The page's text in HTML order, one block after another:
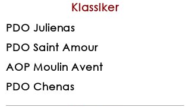
Klassiker
PDO Julienas
PDO Saint Amour
AOP Moulin Avent
PDO Chenas